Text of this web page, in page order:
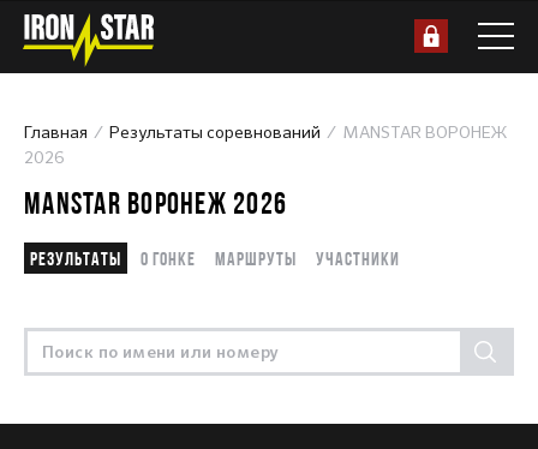
Главная Результаты соревнований
MANSTAR ВОРОНЕЖ
2026
MANSTAR ВОРОНЕЖ 2026
Результаты О гонке Маршруты Участники